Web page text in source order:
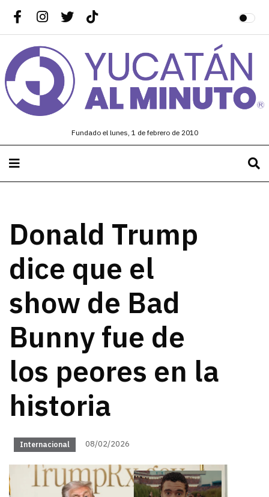
Fundado el lunes, 1 de febrero de 2010
Donald Trump
dice que el
show de Bad
Bunny fue de
los peores en la
historia
Internacional 08/02/2026